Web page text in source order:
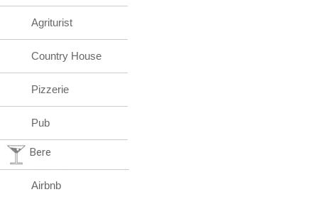
Agriturist
Country House
Pizzerie
Pub
Bere
Airbnb